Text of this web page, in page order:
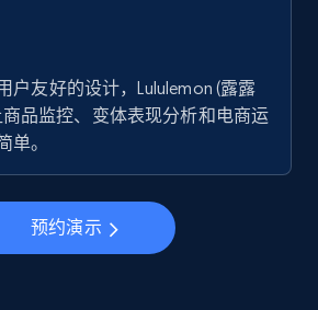
Currency, Gtin,
urls, Top reviews, and
877+
- Discover products by
户友好的设计，Lululemon (露露
商品监控、变体表现分析和电商运
单。
预约演示